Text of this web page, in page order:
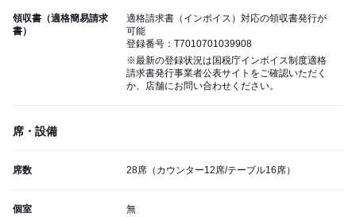
領収書（適格簡易請求
書）
適格請求書（インボイス）対応の領収書発行が
可能
登録番号：T7010701039908
※最新の登録状況は国税庁インボイス制度適格
請求書発行事業者公表サイトをご確認いただく
か、店舗にお問い合わせください。
席・設備
席数 28席（カウンター12席/テーブル16席）
個室 無